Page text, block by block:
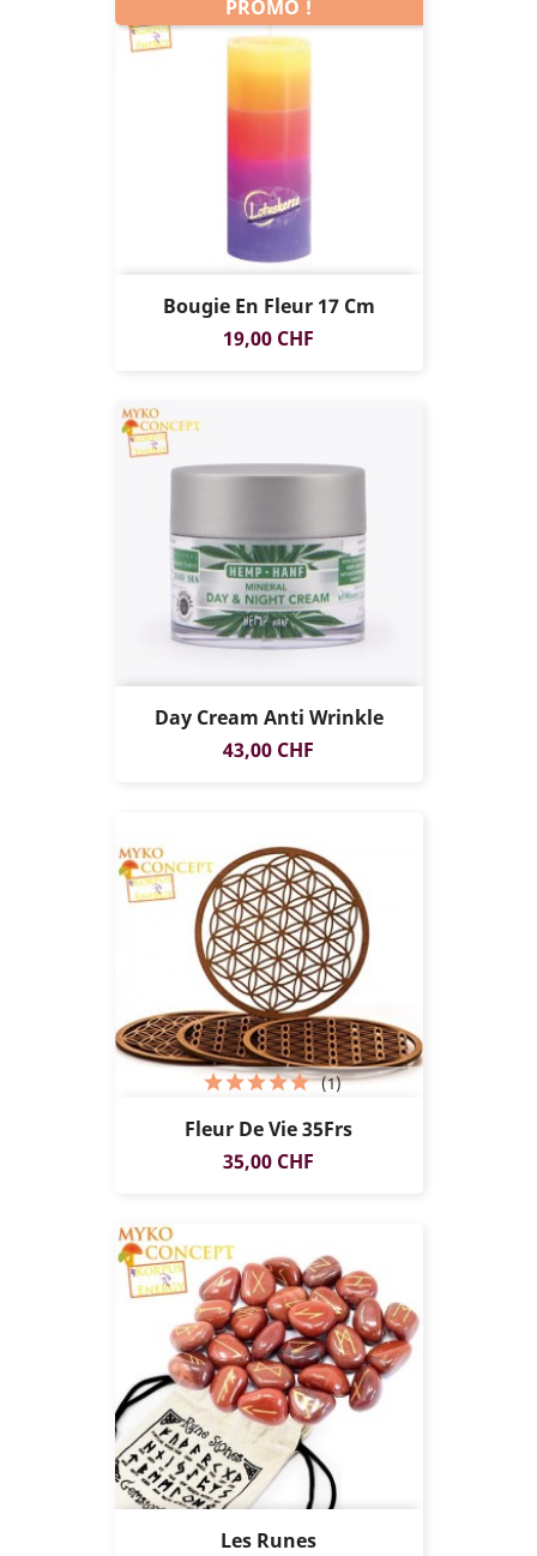
Bougie En Fleur 17 Cm
Prix
19,00 CHF
PROMO !
Day Cream Anti Wrinkle
Prix
43,00 CHF
Fleur De Vie 35Frs
Prix
35,00 CHF
(1)
Les Runes